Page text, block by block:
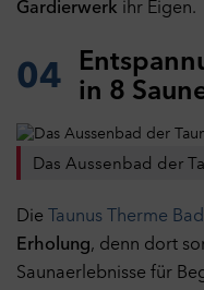
Gardierwerk ihr Eigen.
04
in 8
Das Aussenbad der
Die Taunus Therme
Erholung, denn dort
Saunaerlebnisse für